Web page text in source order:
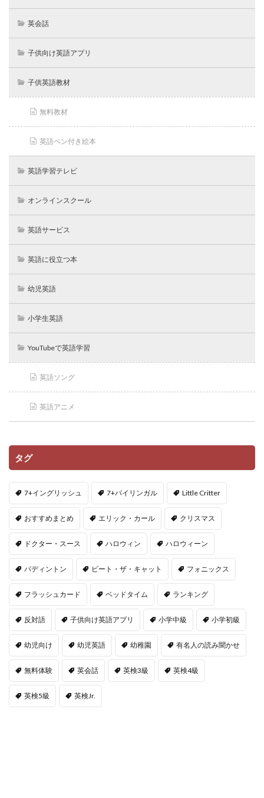
英会話
子供向け英語アプリ
子供英語教材
無料教材
英語ペン付き絵本
英語学習テレビ
オンラインスクール
英語サービス
英語に役立つ本
幼児英語
小学生英語
YouTubeで英語学習
英語ソング
英語アニメ
タグ
7+イングリッシュ 7+バイリンガル Little Critter
おすすめまとめ エリック・カール クリスマス
ドクター・スース ハロウィン ハロウィーン
パディントン ピート・ザ・キャット フォニックス
フラッシュカード ベッドタイム ランキング
反対語 子供向け英語アプリ 小学中級 小学初級
幼児向け 幼児英語 幼稚園 有名人の読み聞かせ
無料体験 英会話 英検3級 英検4級
英検5級 英検Jr.